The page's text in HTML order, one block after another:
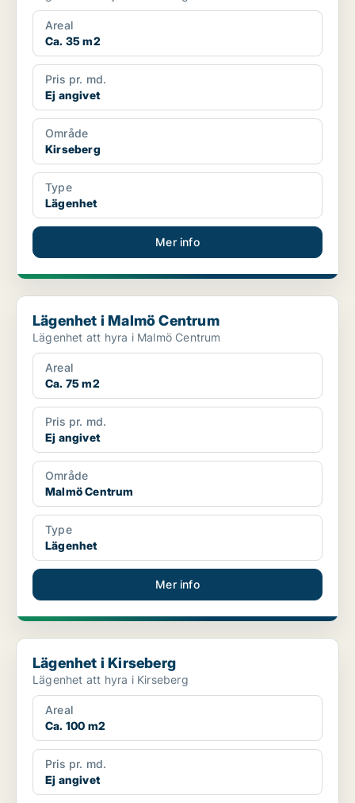
Areal
Ca. 35 m2
Pris pr. md.
Ej angivet
Område
Kirseberg
Type
Lägenhet
Mer info
Lägenhet i Malmö Centrum
Lägenhet i Malmö Centrum
Lägenhet att hyra i Malmö Centrum
Areal
Ca. 75 m2
Pris pr. md.
Ej angivet
Område
Malmö Centrum
Type
Lägenhet
Mer info
Lägenhet i Kirseberg
Lägenhet i Kirseberg
Lägenhet att hyra i Kirseberg
Areal
Ca. 100 m2
Pris pr. md.
Ej angivet